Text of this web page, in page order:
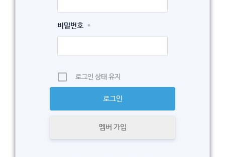
비밀번호 *
로그인 상태 유지
멤버 가입